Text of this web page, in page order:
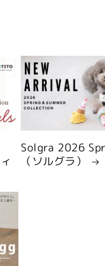
Solgra 2026
（ソルグラ）